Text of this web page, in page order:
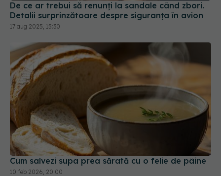
De ce ar trebui să renunți la sandale când zbori.
Detalii surprinzătoare despre siguranța în avion
17 aug 2025, 15:30
Cum salvezi supa prea sărată cu o felie de pâine
10 feb 2026, 20:00